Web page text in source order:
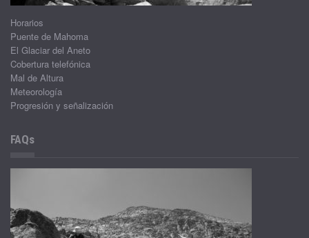
Horarios
Puente de Mahoma
El Glaciar del Aneto
Cobertura telefónica
Mal de Altura
Meteorología
Progresión y señalización
FAQs